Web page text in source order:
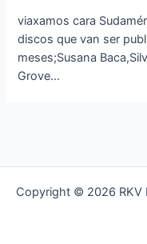
viaxamos cara
discos que van ser
meses;Susana
Grove…
Copyright © 2026 RKV